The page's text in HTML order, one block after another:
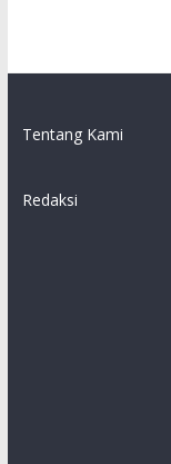
Tentang Kami
Redaksi